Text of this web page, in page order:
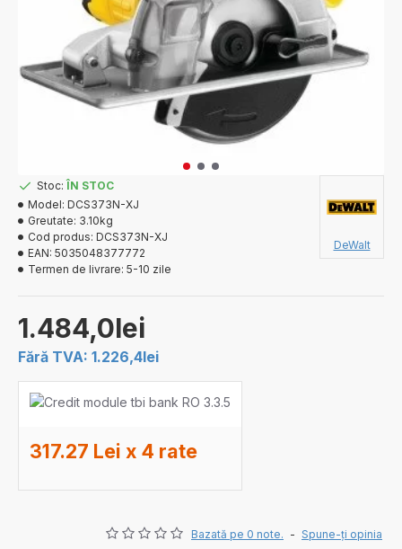
Bazată pe 0 note. - Spune-ţi opinia
1.484,0lei
Fără TVA: 1.226,4lei
Stoc: ÎN STOC
Model: DCS373N-XJ
Greutate: 3.10kg
Cod produs: DCS373N-XJ
EAN: 5035048377772
Termen de livrare: 5-10 zile
DeWalt
317.27 Lei x 4 rate